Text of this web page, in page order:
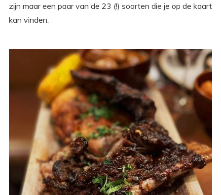
zijn maar een paar van de 23 (!) soorten die je op de kaart
kan vinden.